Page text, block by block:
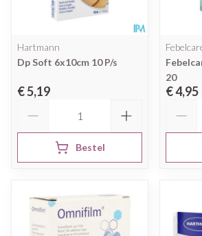
Hartmann
Dp Soft 6x10cm 10 P/s
€ 5,19
Bestel
20
€ 4,95